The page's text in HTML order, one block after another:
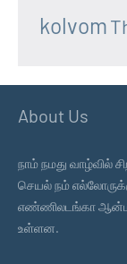
kolvom
About Us
நாம் நமது வாழ்வில்
செயல் நம்
எண்ணிலடங்கா
உள்ளன.